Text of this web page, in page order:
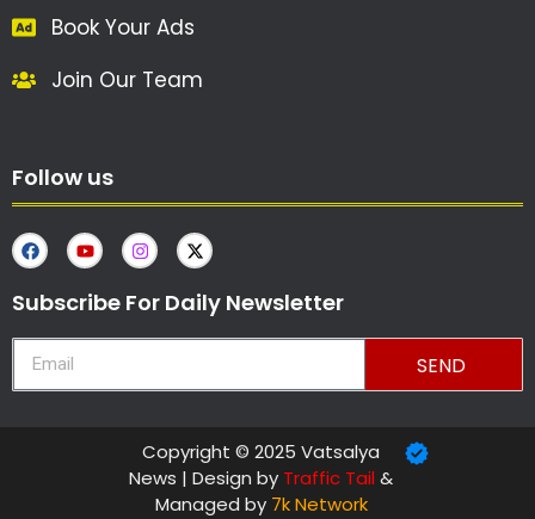
Book Your Ads
Join Our Team
Follow us
Subscribe For Daily Newsletter
SEND
Copyright © 2025 Vatsalya
News | Design by Traffic Tail&
Managed by 7k Network